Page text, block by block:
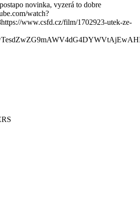
novinka, vyzerá to dobre
watch?
www.csfd.cz/film/1702923-utek-ze-